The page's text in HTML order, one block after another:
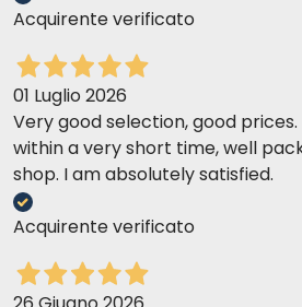
Acquirente verificato
01 Luglio 2026
Very good selection, good
within a very short time, well
shop. I am absolutely satisfied.
Acquirente verificato